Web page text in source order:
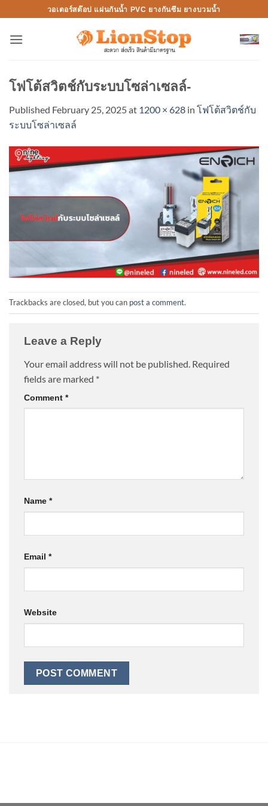
to
content
วอเตอร์สต๊อป แผ่นกันน้ำ PVC ยางกันซึม ยางบวมน้ำ
โฟโต้สวิตช์กับระบบโซล่าเซลล์-
Published February 25, 2025at 1200 × 628 in โฟโต้สวิตช์กับ
ระบบโซล่าเซลล์
Trackbacks are closed, but you can post a comment.
Leave a Reply
Your email address will not be published. Required
fields are marked *
Comment *
Name *
Email *
Website